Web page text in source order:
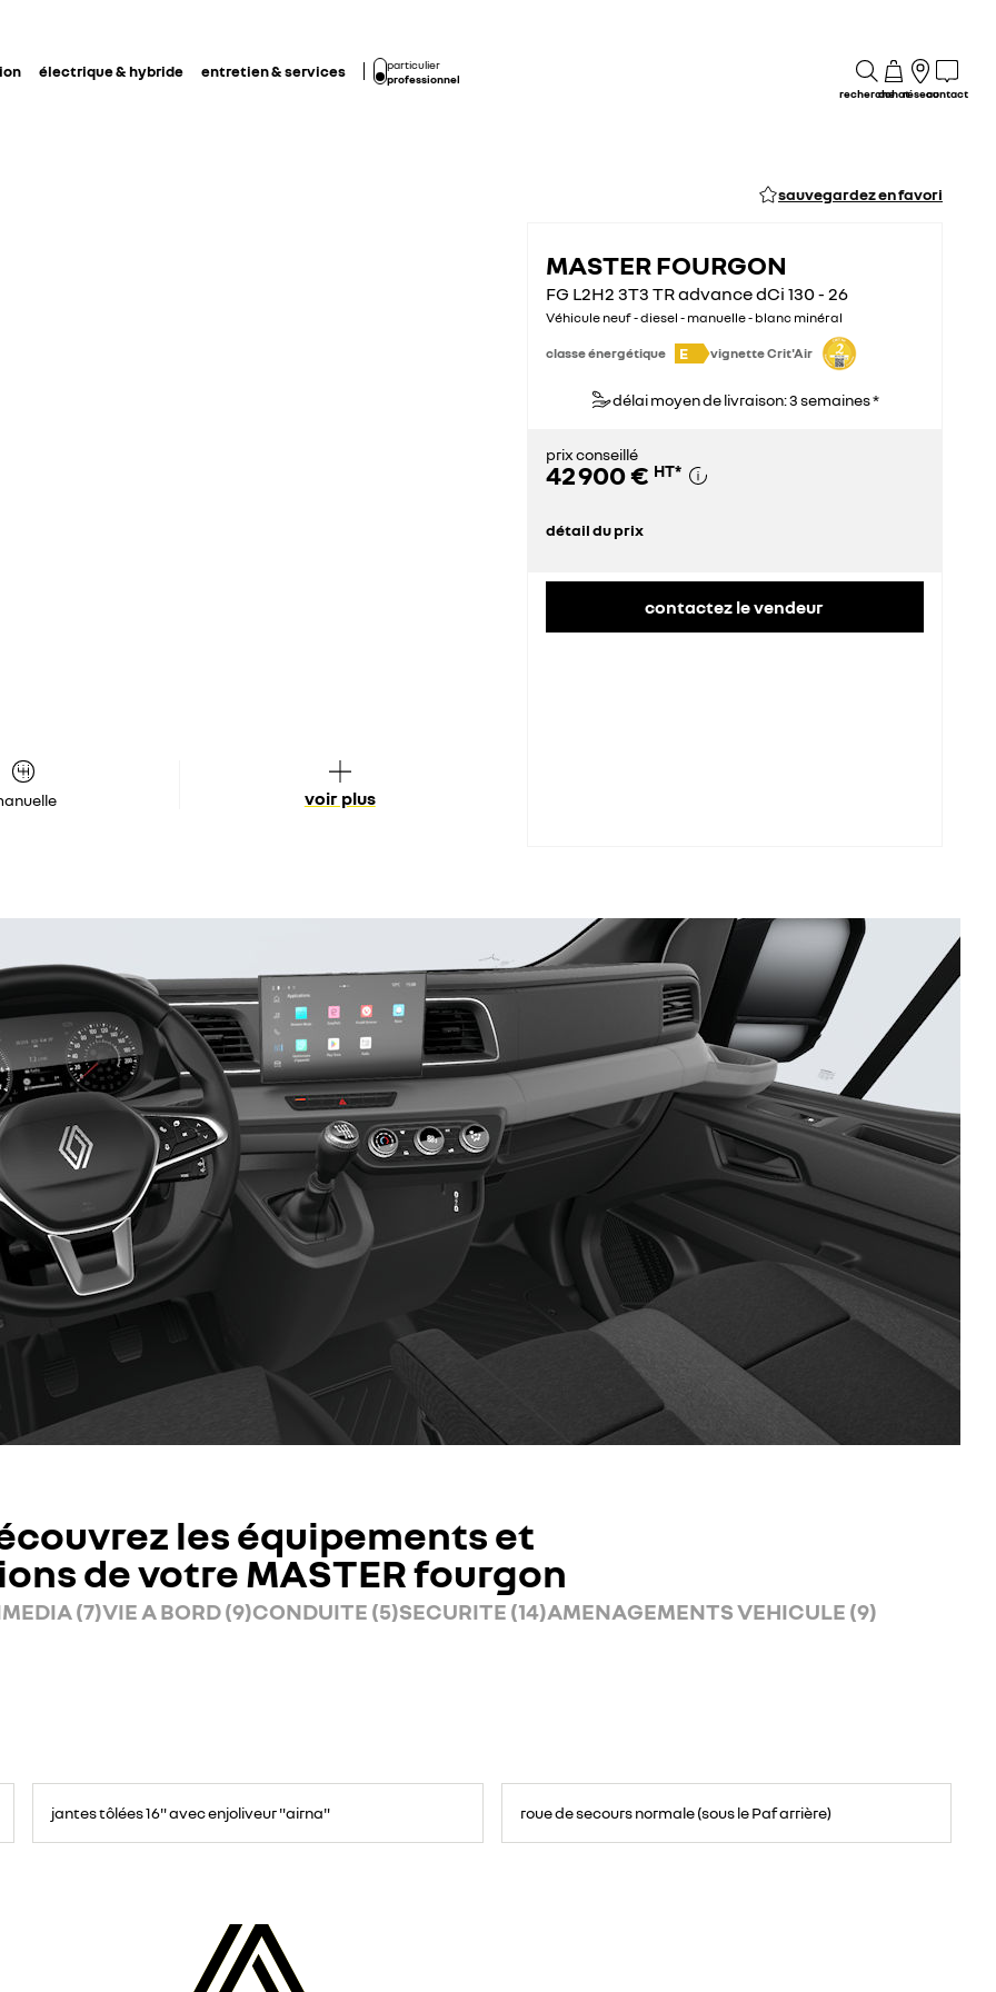
électrique & hybride entretien & services
particulier
professionnel
rechercheachatréseaucontact
sauvegardez en favori
voir plus
MASTER FOURGON
FG L2H2 3T3 TR advance dCi 130 - 26
Véhicule neuf - diesel - manuelle - blanc minéral
classe énergétique E vignette Crit'Air
délai moyen de livraison: 3 semaines *
prix conseillé
42 900 € HT*
détail du prix
contactez le vendeur
les équipements et
de votre MASTER fourgon
(7)VIE A BORD (9)CONDUITE (5)SECURITE (14)AMENAGEMENTS VEHICULE (9)
jantes tôlées 16" avec enjoliveur "airna" roue de secours normale (sous le Paf arrière)